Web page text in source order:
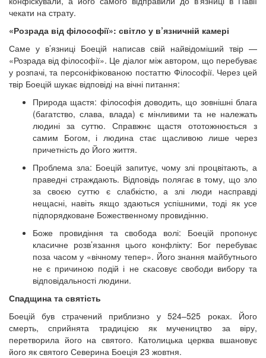
чекати на страту.
«Розрада від філософії»: світло у в’язничній камері
Саме у в’язниці Боецій написав свій найвідоміший твір —
«Розрада від філософії». Це діалог між автором, що перебуває
у розпачі, та персоніфікованою постаттю Філософії. Через цей
твір Боецій шукає відповіді на вічні питання:
Природа щастя: філософія доводить, що зовнішні блага
(багатство, слава, влада) є мінливими та не належать
людині за суттю. Справжнє щастя ототожнюється з
самим Богом, і людина стає щасливою лише через
причетність до Його життя.
Проблема зла: Боецій запитує, чому злі процвітають, а
праведні страждають. Відповідь полягає в тому, що зло
за своєю суттю є слабкістю, а злі люди насправді
нещасні, навіть якщо здаються успішними, тоді як усе
підпорядковане Божественному провидінню.
Боже провидіння та свобода волі: Боецій пропонує
класичне розв’язання цього конфлікту: Бог перебуває
поза часом у «вічному тепер». Його знання майбутнього
не є причиною подій і не скасовує свободи вибору та
відповідальності людини.
Спадщина та святість
Боецій був страчений приблизно у 524–525 роках. Його
смерть, сприйнята традицією як мучеництво за віру,
перетворила його на святого. Католицька церква вшановує
його як святого Северина Боеція 23 жовтня.